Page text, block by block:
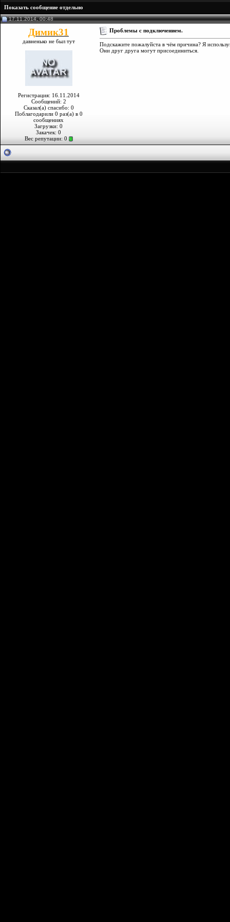
Показать сообщение отдельно
17.11.2014, 00:48
Димик31
давненько не был тут
Регистрация: 16.11.2014
Сообщений: 2
Сказал(а) спасибо: 0
Поблагодарили 0 раз(а) в 0
сообщениях
Загрузки: 0
Закачек: 0
Вес репутации: 0
Проблемы с подключением.
Подскажите пожалуйста в чём причина? Я
Они друг друга могут присоединиться.